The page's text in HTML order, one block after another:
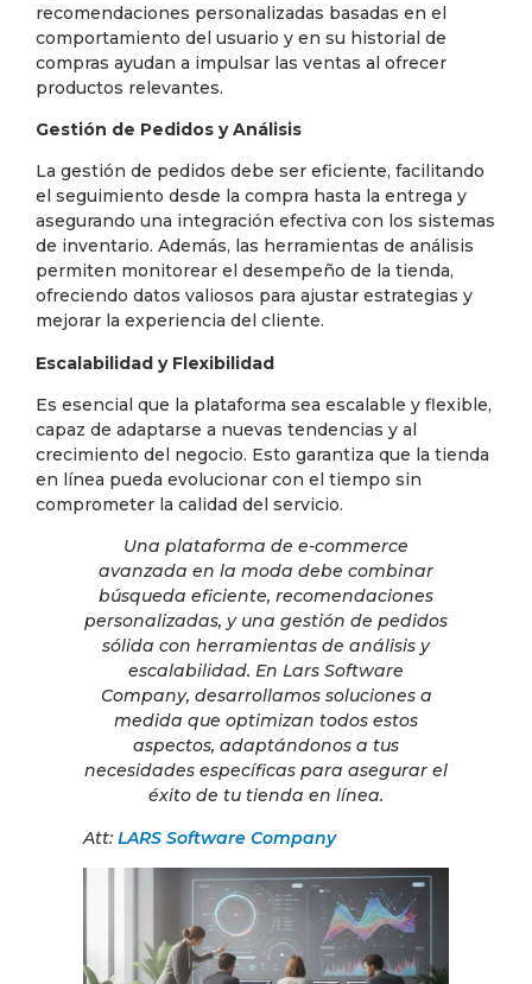
recomendaciones personalizadas basadas en el
comportamiento del usuario y en su historial de
compras ayudan a impulsar las ventas al ofrecer
productos relevantes.
Gestión de Pedidos y Análisis
La gestión de pedidos debe ser eficiente, facilitando
el seguimiento desde la compra hasta la entrega y
asegurando una integración efectiva con los sistemas
de inventario. Además, las herramientas de análisis
permiten monitorear el desempeño de la tienda,
ofreciendo datos valiosos para ajustar estrategias y
mejorar la experiencia del cliente.
Escalabilidad y Flexibilidad
Es esencial que la plataforma sea escalable y flexible,
capaz de adaptarse a nuevas tendencias y al
crecimiento del negocio. Esto garantiza que la tienda
en línea pueda evolucionar con el tiempo sin
comprometer la calidad del servicio.
Una plataforma de e-commerce
avanzada en la moda debe combinar
búsqueda eficiente, recomendaciones
personalizadas, y una gestión de pedidos
sólida con herramientas de análisis y
escalabilidad. En Lars Software
Company, desarrollamos soluciones a
medida que optimizan todos estos
aspectos, adaptándonos a tus
necesidades específicas para asegurar el
éxito de tu tienda en línea.
Att: LARS Software Company